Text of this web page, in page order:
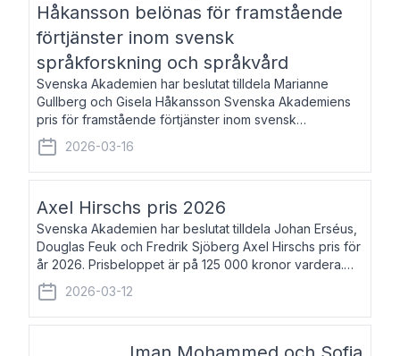
Håkansson belönas för framstående
förtjänster inom svensk
språkforskning och språkvård
Svenska Akademien har beslutat tilldela Marianne
Gullberg och Gisela Håkansson Svenska Akademiens
pris för framstående förtjänster inom svensk
språkforskning och språkvård till minne av Carl Gabriel
och Karin Forsberg för år 2026. Prissumma
2026-03-16
Axel Hirschs pris 2026
Svenska Akademien har beslutat tilldela Johan Erséus,
Douglas Feuk och Fredrik Sjöberg Axel Hirschs pris för
år 2026. Prisbeloppet är på 125 000 kronor vardera.
Johan Erséus, född 1959, är fackboksförfattare och
journalist med mångårigt för
2026-03-12